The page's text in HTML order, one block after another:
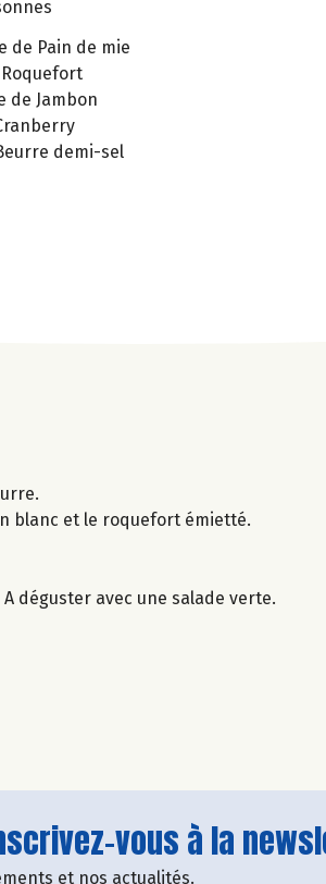
de Pain de mie
Roquefort
de Jambon
demi-sel
blanc et le roquefort émietté.
déguster avec une salade verte.
vous à la
et nos actualités.